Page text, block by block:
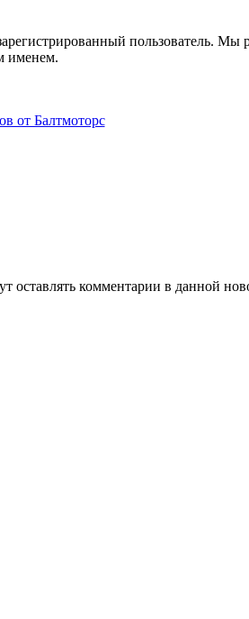
пользователь. Мы
именем.
от Балтмоторс
оставлять комментарии в данной